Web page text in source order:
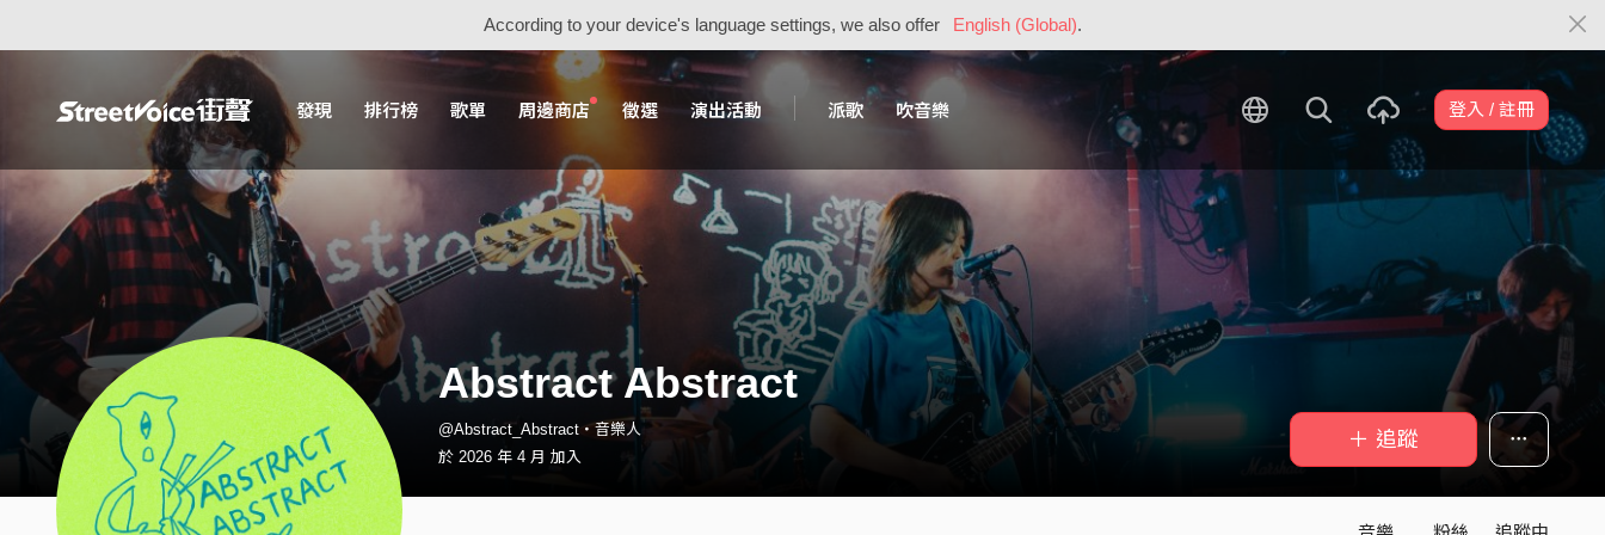
According to your device's language settings, we also offer English (Global).
發現 排行榜 歌單 周邊商店 徵選 演出活動 派歌 吹音樂 登入 / 註冊
Abstract Abstract
@Abstract_Abstract・音樂人
於 2026 年 4 月 加入
＋ 追蹤